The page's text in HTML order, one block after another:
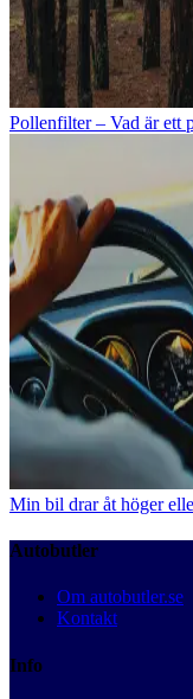
Pollenfilter – Vad är ett
Min bil drar åt höger
Autobutler
Om autobutler.se
Kontakt
Info